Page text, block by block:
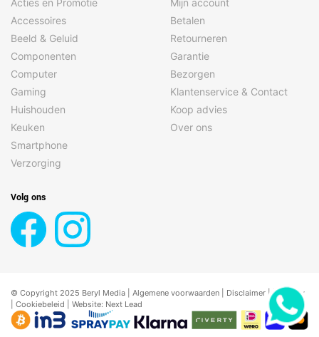
Acties en Promotie
Accessoires
Beeld & Geluid
Componenten
Computer
Gaming
Huishouden
Keuken
Smartphone
Verzorging
Mijn account
Betalen
Retourneren
Garantie
Bezorgen
Klantenservice & Contact
Koop advies
Over ons
Volg ons
© Copyright 2025 Beryl Media | Algemene voorwaarden Disclaimer | |Privacy
Cookiebeleid | Website: Next Lead